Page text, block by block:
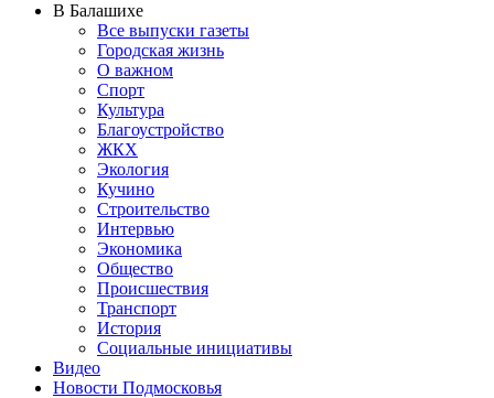
В Балашихе
Все выпуски газеты
Городская жизнь
О важном
Спорт
Культура
Благоустройство
ЖКХ
Экология
Кучино
Строительство
Интервью
Экономика
Общество
Происшествия
Транспорт
История
Социальные инициативы
Видео
Новости Подмосковья